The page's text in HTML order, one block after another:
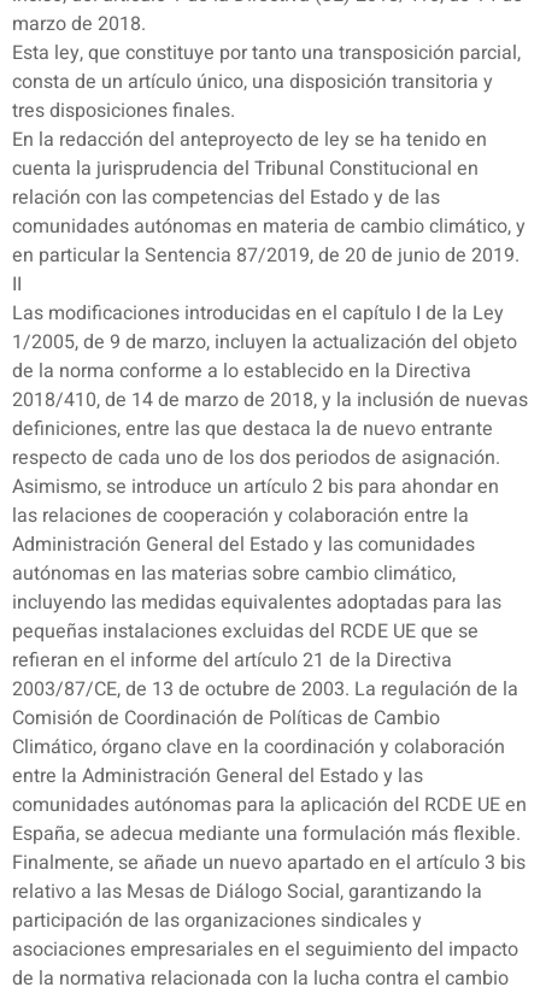
marzo de 2018.
Esta ley, que constituye por tanto una transposición parcial,
consta de un artículo único, una disposición transitoria y
tres disposiciones finales.
En la redacción del anteproyecto de ley se ha tenido en
cuenta la jurisprudencia del Tribunal Constitucional en
relación con las competencias del Estado y de las
comunidades autónomas en materia de cambio climático, y
en particular la Sentencia 87/2019, de 20 de junio de 2019.
II
Las modificaciones introducidas en el capítulo I de la Ley
1/2005, de 9 de marzo, incluyen la actualización del objeto
de la norma conforme a lo establecido en la Directiva
2018/410, de 14 de marzo de 2018, y la inclusión de nuevas
definiciones, entre las que destaca la de nuevo entrante
respecto de cada uno de los dos periodos de asignación.
Asimismo, se introduce un artículo 2 bis para ahondar en
las relaciones de cooperación y colaboración entre la
Administración General del Estado y las comunidades
autónomas en las materias sobre cambio climático,
incluyendo las medidas equivalentes adoptadas para las
pequeñas instalaciones excluidas del RCDE UE que se
refieran en el informe del artículo 21 de la Directiva
2003/87/CE, de 13 de octubre de 2003. La regulación de la
Comisión de Coordinación de Políticas de Cambio
Climático, órgano clave en la coordinación y colaboración
entre la Administración General del Estado y las
comunidades autónomas para la aplicación del RCDE UE en
España, se adecua mediante una formulación más flexible.
Finalmente, se añade un nuevo apartado en el artículo 3 bis
relativo a las Mesas de Diálogo Social, garantizando la
participación de las organizaciones sindicales y
asociaciones empresariales en el seguimiento del impacto
de la normativa relacionada con la lucha contra el cambio